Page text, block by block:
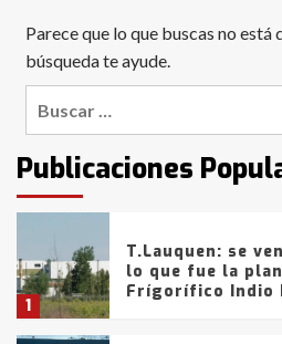
Parece que lo que buscas no está
búsqueda te ayude.
Publicaciones
6
con lluvias y
de la provincia
intentaron
fueron detenidos
comercialización
tarde del sábado
1
T.Lauquen: se
lo que fue la
Frígorífico Indio